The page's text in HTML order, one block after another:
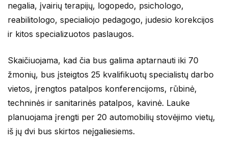
negalia, įvairių terapijų, logopedo, psichologo,
reabilitologo, specialiojo pedagogo, judesio korekcijos
ir kitos specializuotos paslaugos.
Skaičiuojama, kad čia bus galima aptarnauti iki 70
žmonių, bus įsteigtos 25 kvalifikuotų specialistų darbo
vietos, įrengtos patalpos konferencijoms, rūbinė,
techninės ir sanitarinės patalpos, kavinė. Lauke
planuojama įrengti per 20 automobilių stovėjimo vietų,
iš jų dvi bus skirtos neįgaliesiems.